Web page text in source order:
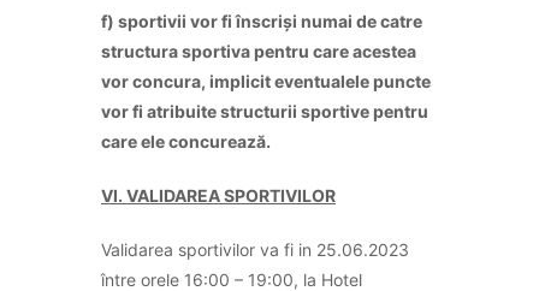
f) sportivii vor fi înscriși numai de catre
structura sportiva pentru care acestea
vor concura, implicit eventualele puncte
vor fi atribuite structurii sportive pentru
care ele concurează.
VI. VALIDAREA SPORTIVILOR
Validarea sportivilor va fi in 25.06.2023
între orele 16:00 – 19:00, la Hotel